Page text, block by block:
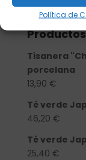
Política de
Productos
Tisanera
porcelana
13,90 €
Té verde
46,20 €
Té verde
25,40 €